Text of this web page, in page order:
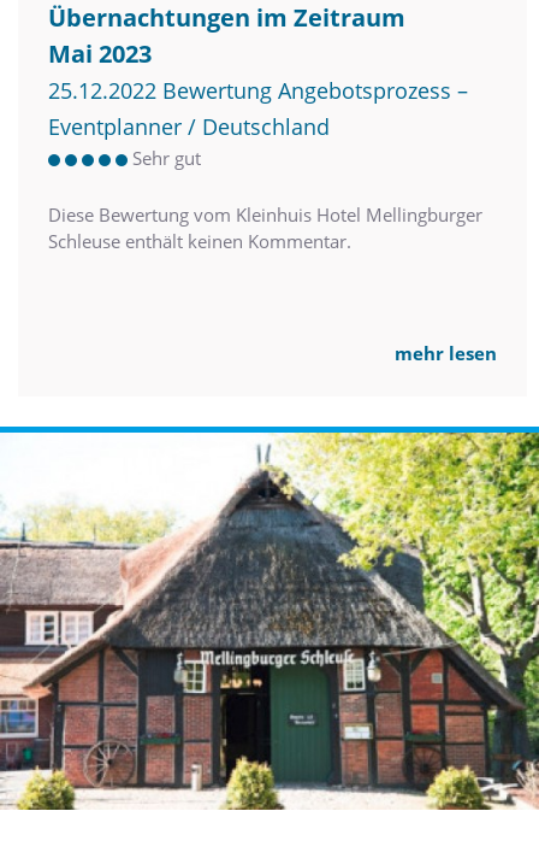
Übernachtungen im Zeitraum
Mai 2023
25.12.2022 Bewertung Angebotsprozess –
Eventplanner / Deutschland
Sehr gut
Diese Bewertung vom Kleinhuis Hotel Mellingburger
Schleuse enthält keinen Kommentar.
mehr lesen